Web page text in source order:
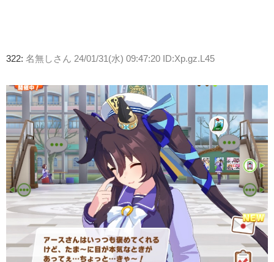
322: 名無しさん 24/01/31(水) 09:47:20 ID:Xp.gz.L45